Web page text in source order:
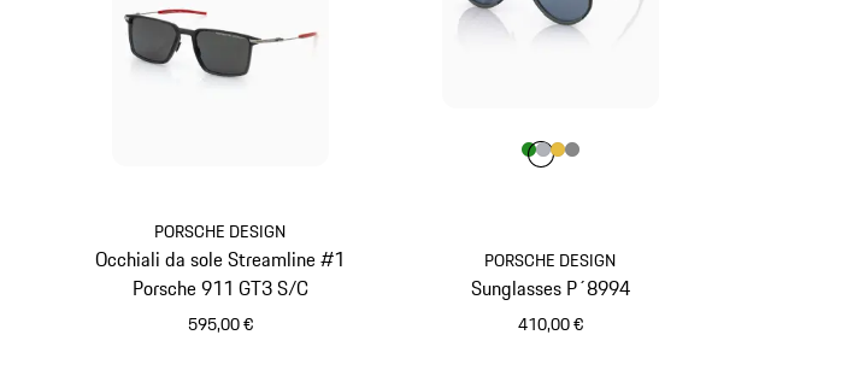
PORSCHE DESIGN
Occhiali da sole Streamline #1
Porsche 911 GT3 S/C
595,00 €
PORSCHE DESIGN
Sunglasses P´8994
410,00 €
Colore
ColoreVerde
Colore
ColoreColore